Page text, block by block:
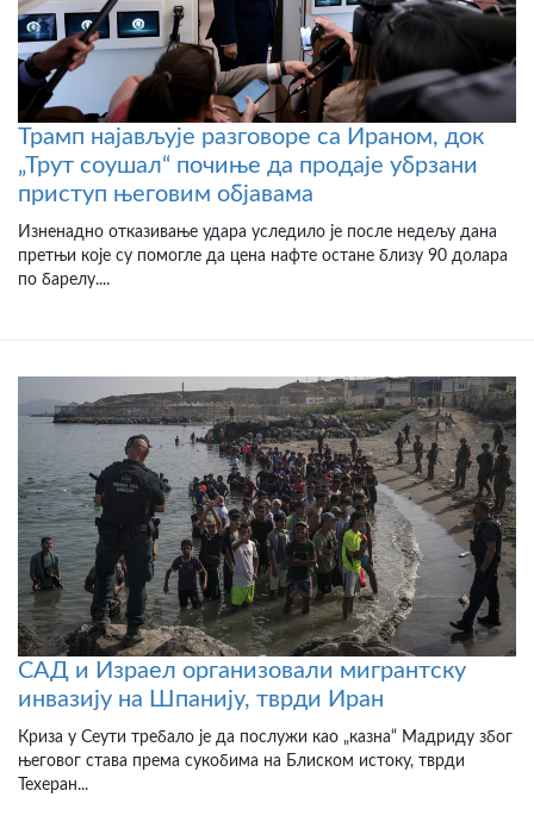
Трамп најављује разговоре са Ираном, док
„Трут соушал“ почиње да продаје убрзани
приступ његовим објавама
Изненадно отказивање удара уследило је после недељу дана
претњи које су помогле да цена нафте остане близу 90 долара
по барелу....
САД и Израел организовали мигрантску
инвазију на Шпанију, тврди Иран
Криза у Сеути требало је да послужи као „казна“ Мадриду због
његовог става према сукобима на Блиском истоку, тврди
Техеран...